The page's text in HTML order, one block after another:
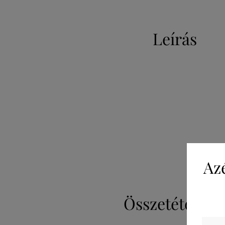
Leírás
Összetétel